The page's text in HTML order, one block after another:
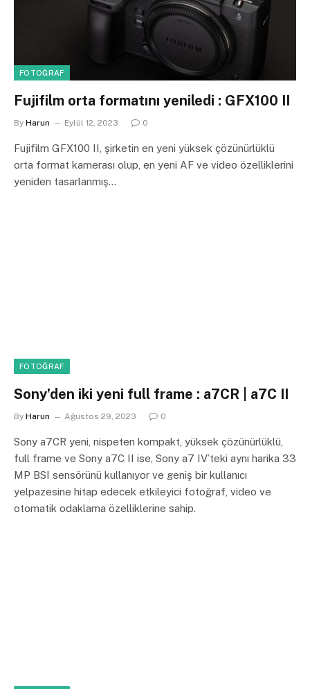
FOTOĞRAF
Fujifilm orta formatını yeniledi : GFX100 II
By Harun Eylül 12, 2023 0
Fujifilm GFX100 II, şirketin en yeni yüksek çözünürlüklü
orta format kamerası olup, en yeni AF ve video özelliklerini
yeniden tasarlanmış…
FOTOĞRAF
Sony’den iki yeni full frame : a7CR | a7C II
By Harun Ağustos 29, 2023 0
Sony a7CR yeni, nispeten kompakt, yüksek çözünürlüklü,
full frame ve Sony a7C II ise, Sony a7 IV’teki aynı harika 33
MP BSI sensörünü kullanıyor ve geniş bir kullanıcı
yelpazesine hitap edecek etkileyici fotoğraf, video ve
otomatik odaklama özelliklerine sahip.